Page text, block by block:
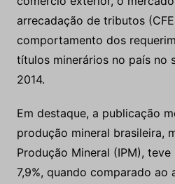
arrecadação de tributos
comportamento dos
títulos minerários no país no
2014.
Em destaque, a publicação
produção mineral brasileira,
Produção Mineral (IPM),
7,9%, quando comparado ao